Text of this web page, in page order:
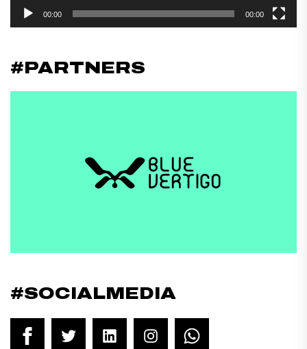
00:00 00:00
#PARTNERS
#SOCIALMEDIA
FacebookTwitter LinkedInInstagram